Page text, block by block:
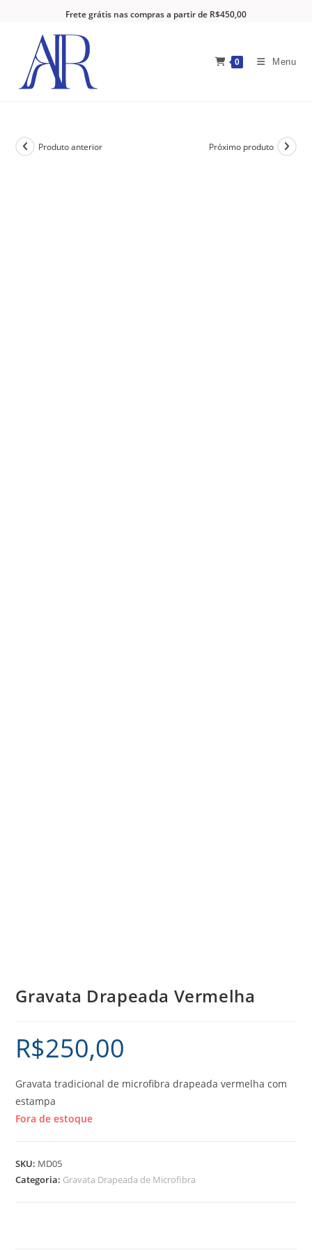
Frete grátis nas compras a partir de R$450,00
0 Menu
Produto anterior Próximo produto
Gravata Drapeada Vermelha
R$250,00
Gravata tradicional de microfibra drapeada vermelha com
estampa
Fora de estoque
SKU: MD05
Categoria: Gravata Drapeada de Microfibra